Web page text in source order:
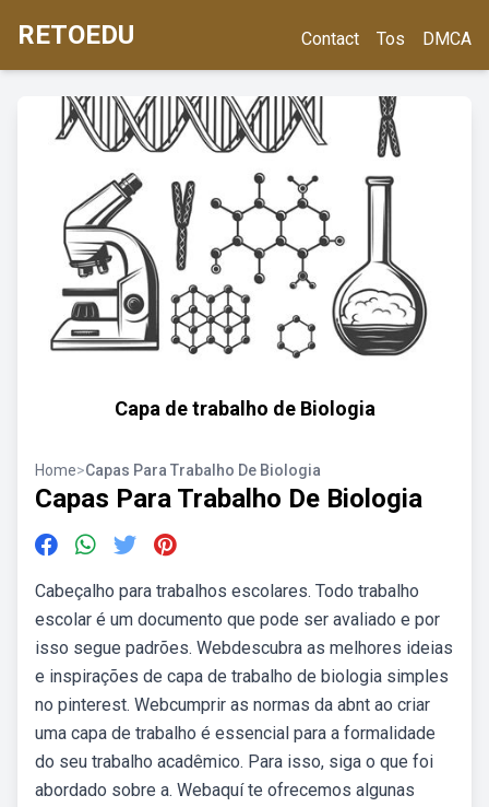
RETOEDU Contact Tos DMCA
Capa de trabalho de Biologia
Home>Capas Para Trabalho De Biologia
Capas Para Trabalho De Biologia
Cabeçalho para trabalhos escolares. Todo trabalho
escolar é um documento que pode ser avaliado e por
isso segue padrões. Webdescubra as melhores ideias
e inspirações de capa de trabalho de biologia simples
no pinterest. Webcumprir as normas da abnt ao criar
uma capa de trabalho é essencial para a formalidade
do seu trabalho acadêmico. Para isso, siga o que foi
abordado sobre a. Webaquí te ofrecemos algunas